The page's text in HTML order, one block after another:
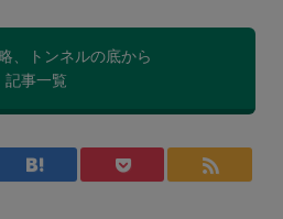
、トンネルの底から
記事一覧